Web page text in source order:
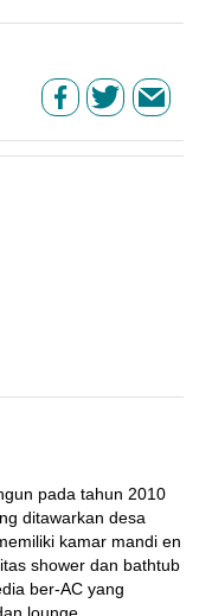
pada tahun 2010
ditawarkan desa
kamar mandi en
shower dan bathtub
ber-AC yang
lounge.